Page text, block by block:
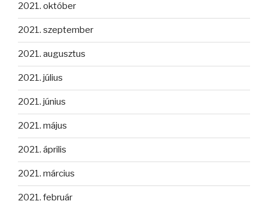
2021. október
2021. szeptember
2021. augusztus
2021. július
2021. június
2021. május
2021. április
2021. március
2021. február